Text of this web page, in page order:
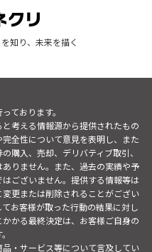
知り、未来を描く
ております。
考える情報源から提供されたもの
全性について意見を表明し、また
購入、売却、デリバティブ取引、
りません。また、過去の実績や予
ございません。提供する情報等は
更または削除されることがござい
お客様が取った行動の結果に対し
かる最終決定は、お客様ご自身の
・サービス等について言及してい